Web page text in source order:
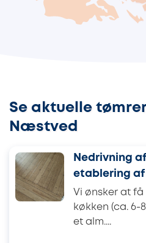
Se aktuelle
Næstved
Nedrivning
etablering af
Vi ønsker at
køkken (ca. 6-
et alm....